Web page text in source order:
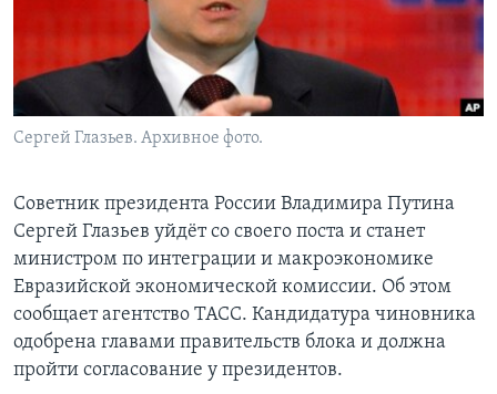
Learning English
СОЦИАЛЬНЫЕ СЕТИ
Языки
Сергей Глазьев. Архивное фото.
Советник президента России Владимира Путина
Сергей Глазьев уйдёт со своего поста и станет
министром по интеграции и макроэкономике
Евразийской экономической комиссии. Об этом
сообщает агентство ТАСС. Кандидатура чиновника
одобрена главами правительств блока и должна
пройти согласование у президентов.